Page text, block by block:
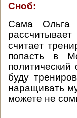
Сноб:
Сама Ольга
считает
попасть в
буду
наращивать
можете не